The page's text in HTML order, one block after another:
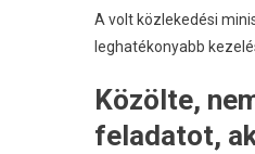
A volt közlekedési
leghatékonyabb
Közölte,
feladatot,